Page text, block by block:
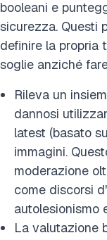
booleani e
sicurezza. Questi
definire la propria
soglie anziché
Rileva un
dannosi
latest (basato
immagini.
moderazione
come discorsi
autolesionismo
La valutazione